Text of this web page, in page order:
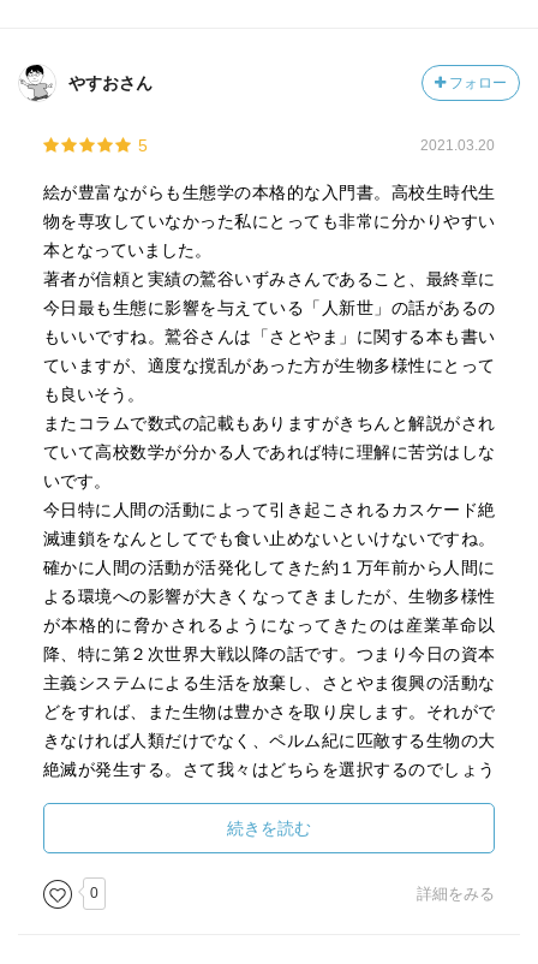
やすおさん フォロー
5 2021.03.20
絵が豊富ながらも生態学の本格的な入門書。高校生時代生
物を専攻していなかった私にとっても非常に分かりやすい
本となっていました。
著者が信頼と実績の鷲谷いずみさんであること、最終章に
今日最も生態に影響を与えている「人新世」の話があるの
もいいですね。鷲谷さんは「さとやま」に関する本も書い
ていますが、適度な撹乱があった方が生物多様性にとって
も良いそう。
またコラムで数式の記載もありますがきちんと解説がされ
ていて高校数学が分かる人であれば特に理解に苦労はしな
いです。
今日特に人間の活動によって引き起こされるカスケード絶
滅連鎖をなんとしてでも食い止めないといけないですね。
確かに人間の活動が活発化してきた約１万年前から人間に
よる環境への影響が大きくなってきましたが、生物多様性
が本格的に脅かされるようになってきたのは産業革命以
降、特に第２次世界大戦以降の話です。つまり今日の資本
主義システムによる生活を放棄し、さとやま復興の活動な
どをすれば、また生物は豊かさを取り戻します。それがで
きなければ人類だけでなく、ペルム紀に匹敵する生物の大
絶滅が発生する。さて我々はどちらを選択するのでしょう
続きを読む
0 詳細をみる